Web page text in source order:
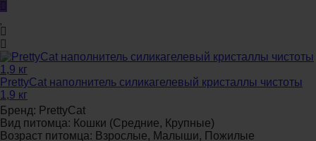
PrettyCat наполнитель силикагелевый кристаллы чистоты
1,9 кг
Бренд: PrettyCat
Вид питомца: Кошки (Средние, Крупные)
Возраст питомца: Взрослые, Малыши, Пожилые